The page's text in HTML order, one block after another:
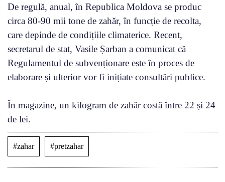
De regulă, anual, în Republica Moldova se produc
circa 80-90 mii tone de zahăr, în funcție de recolta,
care depinde de condițiile climaterice. Recent,
secretarul de stat, Vasile Șarban a comunicat că
Regulamentul de subvenționare este în proces de
elaborare și ulterior vor fi inițiate consultări publice.
În magazine, un kilogram de zahăr costă între 22 și 24
de lei.
#zahar #pretzahar